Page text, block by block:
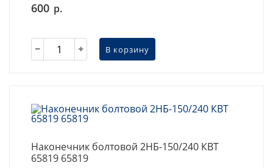
600 р.
В корзину
Наконечник болтовой 2НБ-150/240 КВТ
65819 65819